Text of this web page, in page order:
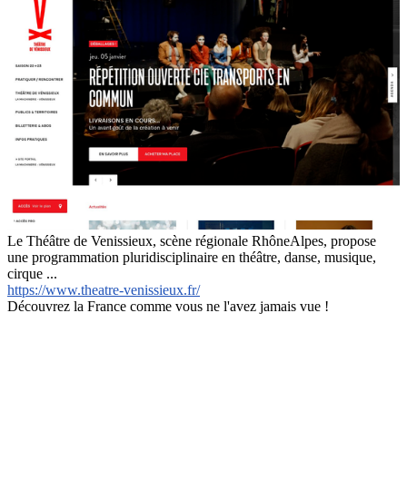
Le Théâtre de Venissieux, scène régionale RhôneAlpes, propose
une programmation pluridisciplinaire en théâtre, danse, musique,
cirque ...
https://www.theatre-venissieux.fr/
Découvrez la France comme vous ne l'avez jamais vue !